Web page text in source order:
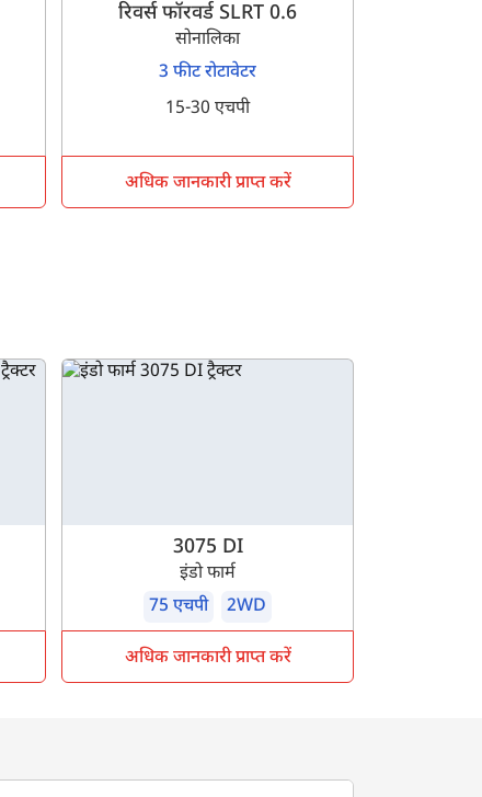
रिवर्स फॉरवर्ड SLRT 0.6
सोनालिका
3 फीट रोटावेटर
15-30 एचपी
अधिक जानकारी प्राप्त करें
3075 DI
इंडो फार्म
75 एचपी
2WD
अधिक जानकारी प्राप्त करें